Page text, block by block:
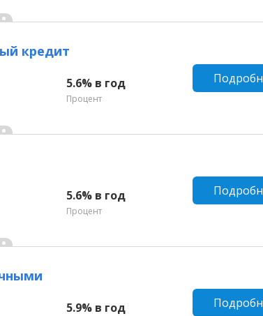
кредит
5.6% в год
Процент
5.6% в год
Процент
5.9% в год